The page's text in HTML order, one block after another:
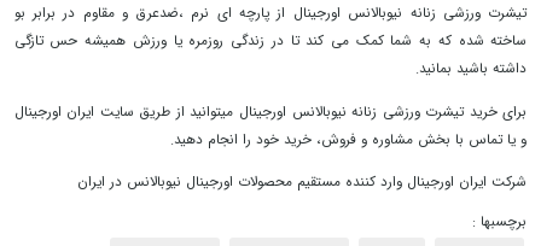
تیشرت ورزشی زنانه نیوبالانس اورجینال از پارچه ای نرم ،ضدعرق و مقاوم در برابر بو
ساخته شده که به شما کمک می کند تا در زندگی روزمره یا ورزش همیشه حس تازگی
داشته باشید بمانید.
برای خرید تیشرت ورزشی زنانه نیوبالانس اورجینال میتوانید از طریق سایت ایران اورجینال
و یا تماس با بخش مشاوره و فروش، خرید خود را انجام دهید.
شرکت ایران اورجینال وارد کننده مستقیم محصولات اورجینال نیوبالانس در ایران
برچسبها :